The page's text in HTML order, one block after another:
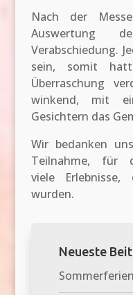
Nach der
Auswertung
Verabschiedung.
sein, somit
Überraschung
winkend, mit
Gesichtern das
Wir bedanken
Teilnahme,
viele
wurden.
Neueste